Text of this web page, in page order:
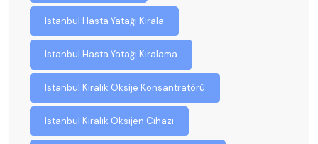
Istanbul Hasta Yatağı Kirala
Istanbul Hasta Yatağı Kiralama
Istanbul Kiralık Oksije Konsantratörü
Istanbul Kiralık Oksijen Cihazı